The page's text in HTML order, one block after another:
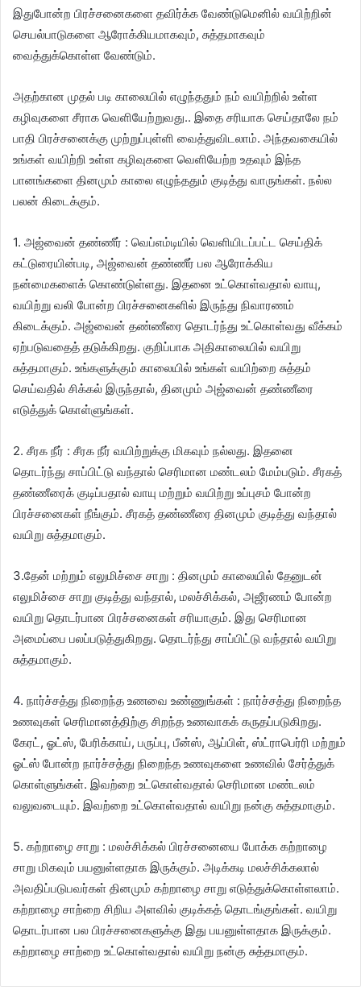
இதுபோன்ற பிரச்சனைகளை தவிர்க்க வேண்டுமெனில் வயிற்றின்
செயல்பாடுகளை ஆரோக்கியமாகவும், சுத்தமாகவும்
வைத்துக்கொள்ள வேண்டும்.
அதற்கான முதல் படி காலையில் எழுந்ததும் நம் வயிற்றில் உள்ள
கழிவுகளை சீராக வெளியேற்றுவது.. இதை சரியாக செய்தாலே நம்
பாதி பிரச்சனைக்கு முற்றுப்புள்ளி வைத்துவிடலாம். அந்தவகையில்
உங்கள் வயிற்றி உள்ள கழிவுகளை வெளியேற்ற உதவும் இந்த
பானங்களை தினமும் காலை எழுந்ததும் குடித்து வாருங்கள். நல்ல
பலன் கிடைக்கும்.
1. அஜ்வைன் தண்ணீர் : வெப்எம்டியில் வெளியிடப்பட்ட செய்திக்
கட்டுரையின்படி, அஜ்வைன் தண்ணீர் பல ஆரோக்கிய
நன்மைகளைக் கொண்டுள்ளது. இதனை உட்கொள்வதால் வாயு,
வயிற்று வலி போன்ற பிரச்சனைகளில் இருந்து நிவாரணம்
கிடைக்கும். அஜ்வைன் தண்ணீரை தொடர்ந்து உட்கொள்வது வீக்கம்
ஏற்படுவதைத் தடுக்கிறது. குறிப்பாக அதிகாலையில் வயிறு
சுத்தமாகும். உங்களுக்கும் காலையில் உங்கள் வயிற்றை சுத்தம்
செய்வதில் சிக்கல் இருந்தால், தினமும் அஜ்வைன் தண்ணீரை
எடுத்துக் கொள்ளுங்கள்.
2. சீரக நீர் : சீரக நீர் வயிற்றுக்கு மிகவும் நல்லது. இதனை
தொடர்ந்து சாப்பிட்டு வந்தால் செரிமான மண்டலம் மேம்படும். சீரகத்
தண்ணீரைக் குடிப்பதால் வாயு மற்றும் வயிற்று உப்புசம் போன்ற
பிரச்சனைகள் நீங்கும். சீரகத் தண்ணீரை தினமும் குடித்து வந்தால்
வயிறு சுத்தமாகும்.
3.தேன் மற்றும் எலுமிச்சை சாறு : தினமும் காலையில் தேனுடன்
எலுமிச்சை சாறு குடித்து வந்தால், மலச்சிக்கல், அஜீரணம் போன்ற
வயிறு தொடர்பான பிரச்சனைகள் சரியாகும். இது செரிமான
அமைப்பை பலப்படுத்துகிறது. தொடர்ந்து சாப்பிட்டு வந்தால் வயிறு
சுத்தமாகும்.
4. நார்ச்சத்து நிறைந்த உணவை உண்ணுங்கள் : நார்ச்சத்து நிறைந்த
உணவுகள் செரிமானத்திற்கு சிறந்த உணவாகக் கருதப்படுகிறது.
கேரட், ஓட்ஸ், பேரிக்காய், பருப்பு, பீன்ஸ், ஆப்பிள், ஸ்ட்ராபெர்ரி மற்றும்
ஓட்ஸ் போன்ற நார்ச்சத்து நிறைந்த உணவுகளை உணவில் சேர்த்துக்
கொள்ளுங்கள். இவற்றை உட்கொள்வதால் செரிமான மண்டலம்
வலுவடையும். இவற்றை உட்கொள்வதால் வயிறு நன்கு சுத்தமாகும்.
5. கற்றாழை சாறு : மலச்சிக்கல் பிரச்சனையை போக்க கற்றாழை
சாறு மிகவும் பயனுள்ளதாக இருக்கும். அடிக்கடி மலச்சிக்கலால்
அவதிப்படுபவர்கள் தினமும் கற்றாழை சாறு எடுத்துக்கொள்ளலாம்.
கற்றாழை சாற்றை சிறிய அளவில் குடிக்கத் தொடங்குங்கள். வயிறு
தொடர்பான பல பிரச்சனைகளுக்கு இது பயனுள்ளதாக இருக்கும்.
கற்றாழை சாற்றை உட்கொள்வதால் வயிறு நன்கு சுத்தமாகும்.